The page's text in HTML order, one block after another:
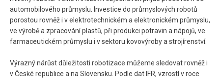
automobilového průmyslu. Investice do průmyslových robotů
porostou rovněž i v elektrotechnickém a elektronickém průmyslu,
ve výrobě a zpracování plastů, při produkci potravin a nápojů, ve
farmaceutickém průmyslu i v sektoru kovovýroby a strojírenství.
Výrazný nárůst důležitosti robotizace můžeme sledovat rovněž i
v České republice a na Slovensku. Podle dat IFR, vzrostl v roce